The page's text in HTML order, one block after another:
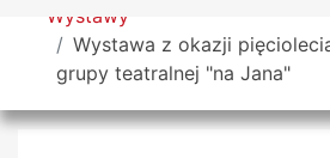
Tutaj jesteś
Wystawy
Wystawa z okazji
grupy teatralnej "na Jana"